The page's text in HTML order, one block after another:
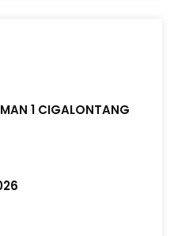
1 CIGALONTANG